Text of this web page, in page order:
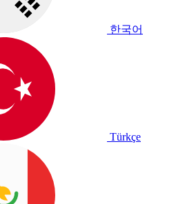
한국어
Türkçe